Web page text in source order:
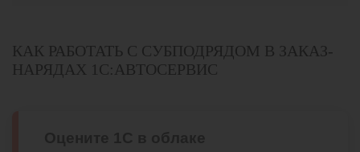
КАК РАБОТАТЬ С СУБПОДРЯДОМ В ЗАКАЗ-
НАРЯДАХ 1С:АВТОСЕРВИС